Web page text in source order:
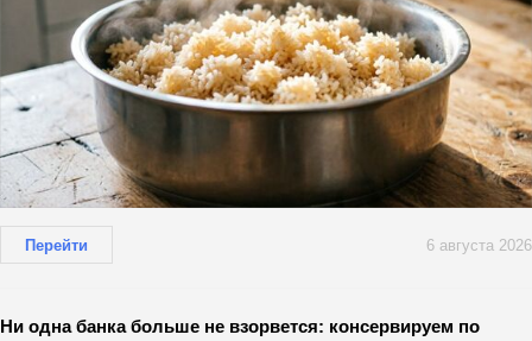
Перейти 6 августа 2026
Ни одна банка больше не взорвется: консервируем по